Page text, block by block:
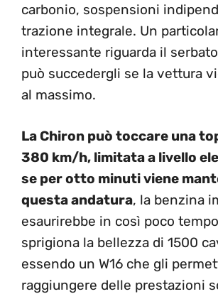
carbonio, sospensioni
trazione integrale. Un
interessante riguarda il
può succedergli se la vettura
al massimo.
La Chiron può toccare una
380 km/h, limitata a livello
se per otto minuti viene
questa andatura, la benzina
esaurirebbe in così poco
sprigiona la bellezza di 1500
essendo un W16 che gli
raggiungere delle prestazioni